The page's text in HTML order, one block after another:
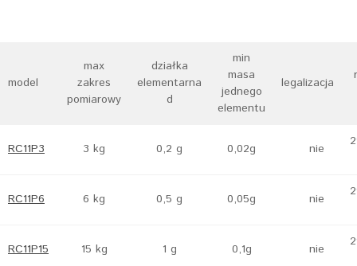
model
max
zakres
pomiarowy
działka
elementarna
d
min
masa
jednego
elementu
legalizacja
RC11P3 3 kg 0,2 g 0,02g nie
RC11P6 6 kg 0,5 g 0,05g nie
RC11P15 15 kg 1 g 0,1g nie